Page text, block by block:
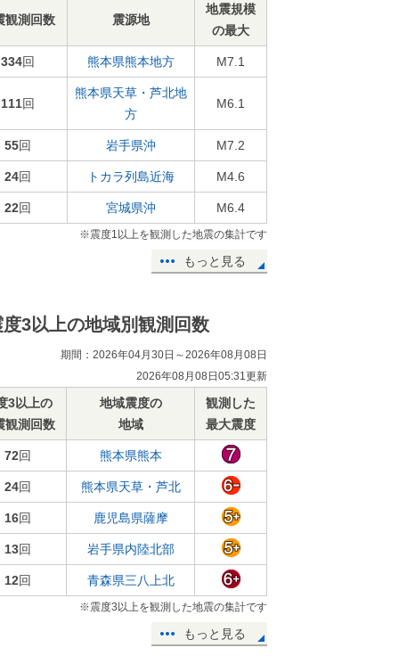
観測回数 震源地
地震規模
の最大
334回 熊本県熊本地方 M7.1
111回
熊本県天草・芦北地
方
M6.1
55回 岩手県沖 M7.2
24回 トカラ列島近海 M4.6
22回 宮城県沖 M6.4
※震度1以上を観測した地震の集計です
もっと見る
度3以上の地域別観測回数
期間：2026年04月30日～2026年08月08日
2026年08月08日05:31更新
3以上の
観測回数
地域震度の
地域
観測した
最大震度
72回 熊本県熊本
24回 熊本県天草・芦北
16回 鹿児島県薩摩
13回 岩手県内陸北部
12回 青森県三八上北
※震度3以上を観測した地震の集計です
もっと見る